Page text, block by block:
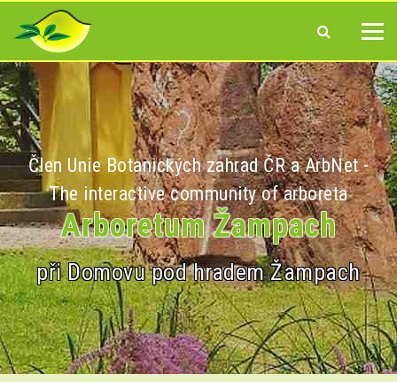
Člen Unie Botanických zahrad ČR a ArbNet -
The interactive community of arboreta
Arboretum Žampach
při Domovu pod hradem Žampach